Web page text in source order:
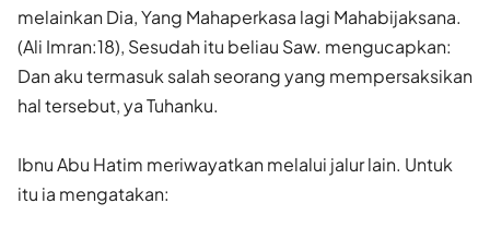
melainkan Dia, Yang Mahaperkasa lagi Mahabijaksana.
(Ali Imran:18), Sesudah itu beliau Saw. mengucapkan:
Dan aku termasuk salah seorang yang mempersaksikan
hal tersebut, ya Tuhanku.
Ibnu Abu Hatim meriwayatkan melalui jalur lain. Untuk
itu ia mengatakan: